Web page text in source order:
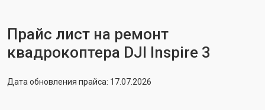
Прайс лист на ремонт
квадрокоптера DJI Inspire 3
Дата обновления прайса: 17.07.2026